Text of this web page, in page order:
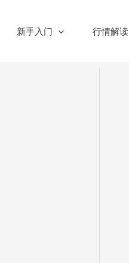
新手入门 行情解读